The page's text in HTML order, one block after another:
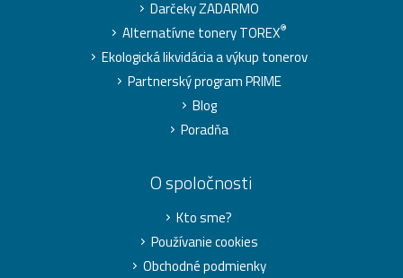
Darčeky ZADARMO
Alternatívne tonery TOREX®
Ekologická likvidácia a výkup tonerov
Partnerský program PRIME
Blog
Poradňa
O spoločnosti
Kto sme?
Používanie cookies
Obchodné podmienky